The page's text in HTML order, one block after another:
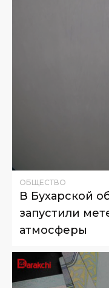
ОБЩЕСТВО
В Бухарской
запустили
атмосферы